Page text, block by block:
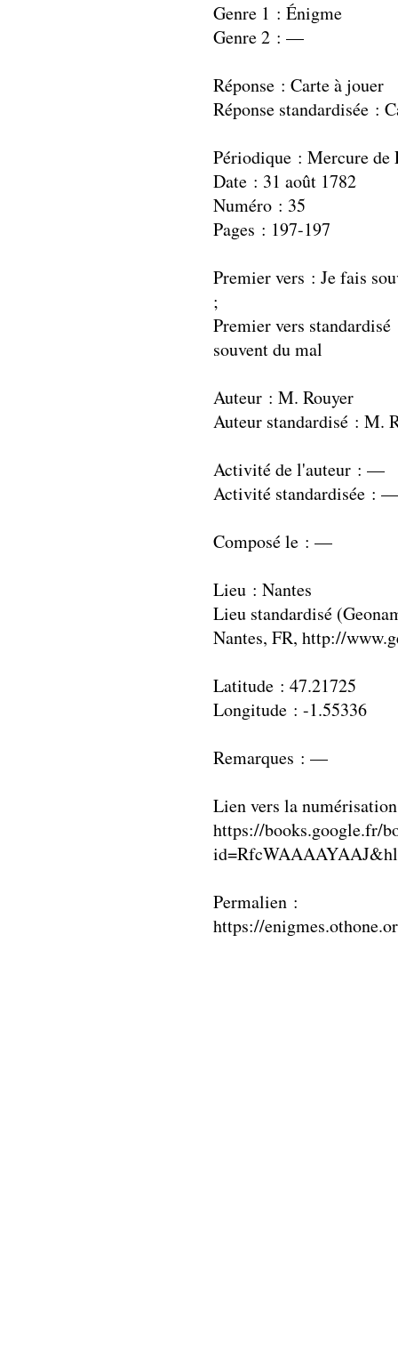
Genre 1 : Énigme
Genre 2 : —
Réponse : Carte à jouer
Réponse standardisée :
Périodique : Mercure de
Date : 31 août 1782
Numéro : 35
Pages : 197-197
Premier vers : Je fais
;
Premier vers
souvent du mal
Auteur : M. Rouyer
Auteur standardisé : M.
Activité de l'auteur : —
Activité standardisée : —
Composé le : —
Lieu : Nantes
Lieu standardisé
Nantes, FR, http://
Latitude : 47.21725
Longitude : -1.55336
Remarques : —
Lien vers la
https://books.google.fr/
Permalien :
https://